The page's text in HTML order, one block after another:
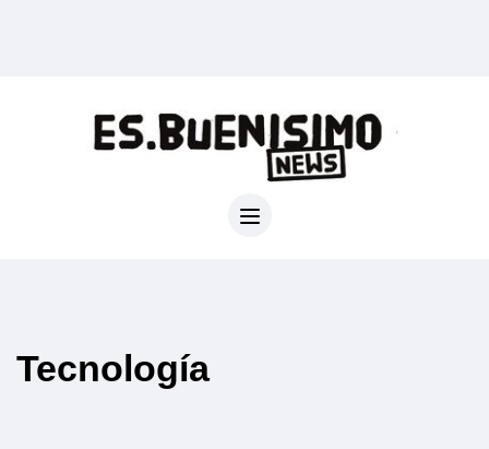
Tecnología